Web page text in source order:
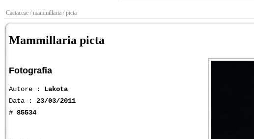
Cactaceae / mammillaria / picta
Mammillaria picta
Fotografia
Autore : Lakota
Data : 23/03/2011
# 85534